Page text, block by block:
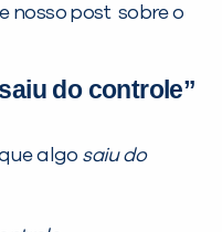
nosso post sobre o
do controle”
algo saiu do
: